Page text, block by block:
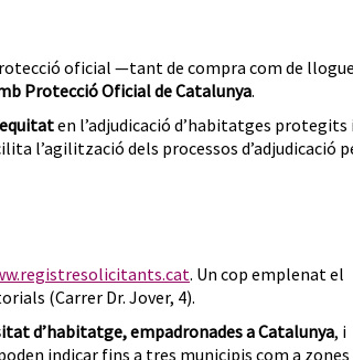
oficial —tant de compra com de
Protecció Oficial de Catalunya.
en l’adjudicació d’habitatges protegits
l’agilització dels processos d’adjudicació
. Un cop emplenat el
(Carrer Dr. Jover, 4).
d’habitatge, empadronades a Catalunya, i
indicar fins a tres municipis com a zones